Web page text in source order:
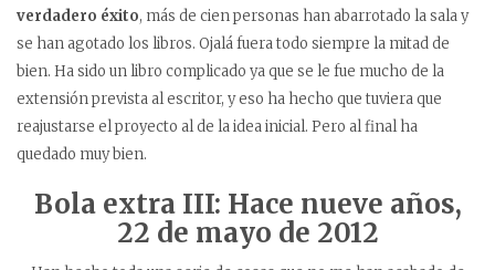
verdadero éxito, más de cien personas han abarrotado la sala y
se han agotado los libros. Ojalá fuera todo siempre la mitad de
bien. Ha sido un libro complicado ya que se le fue mucho de la
extensión prevista al escritor, y eso ha hecho que tuviera que
reajustarse el proyecto al de la idea inicial. Pero al final ha
quedado muy bien.
Bola extra III: Hace nueve años,
22 de mayo de 2012